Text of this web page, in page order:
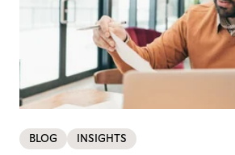
BLOG INSIGHTS